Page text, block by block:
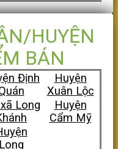
HUYỆN
BÁN
Định
Huyện
Xuân Lộc
Long
Huyện
Cẩm Mỹ
Long